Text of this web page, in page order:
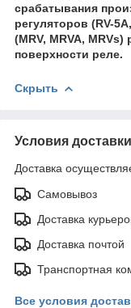
срабатывания
регуляторов (RV-
(MRV, MRVA,
поверхности реле.
Скрыть
Условия доставки
Доставка
Самовывоз
Доставка
Доставка почтой
Транспортная
Все условия